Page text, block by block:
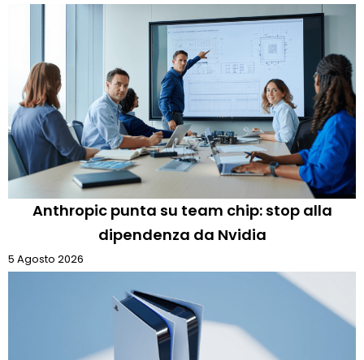
Anthropic punta su team chip: stop alla
dipendenza da Nvidia
5 Agosto 2026